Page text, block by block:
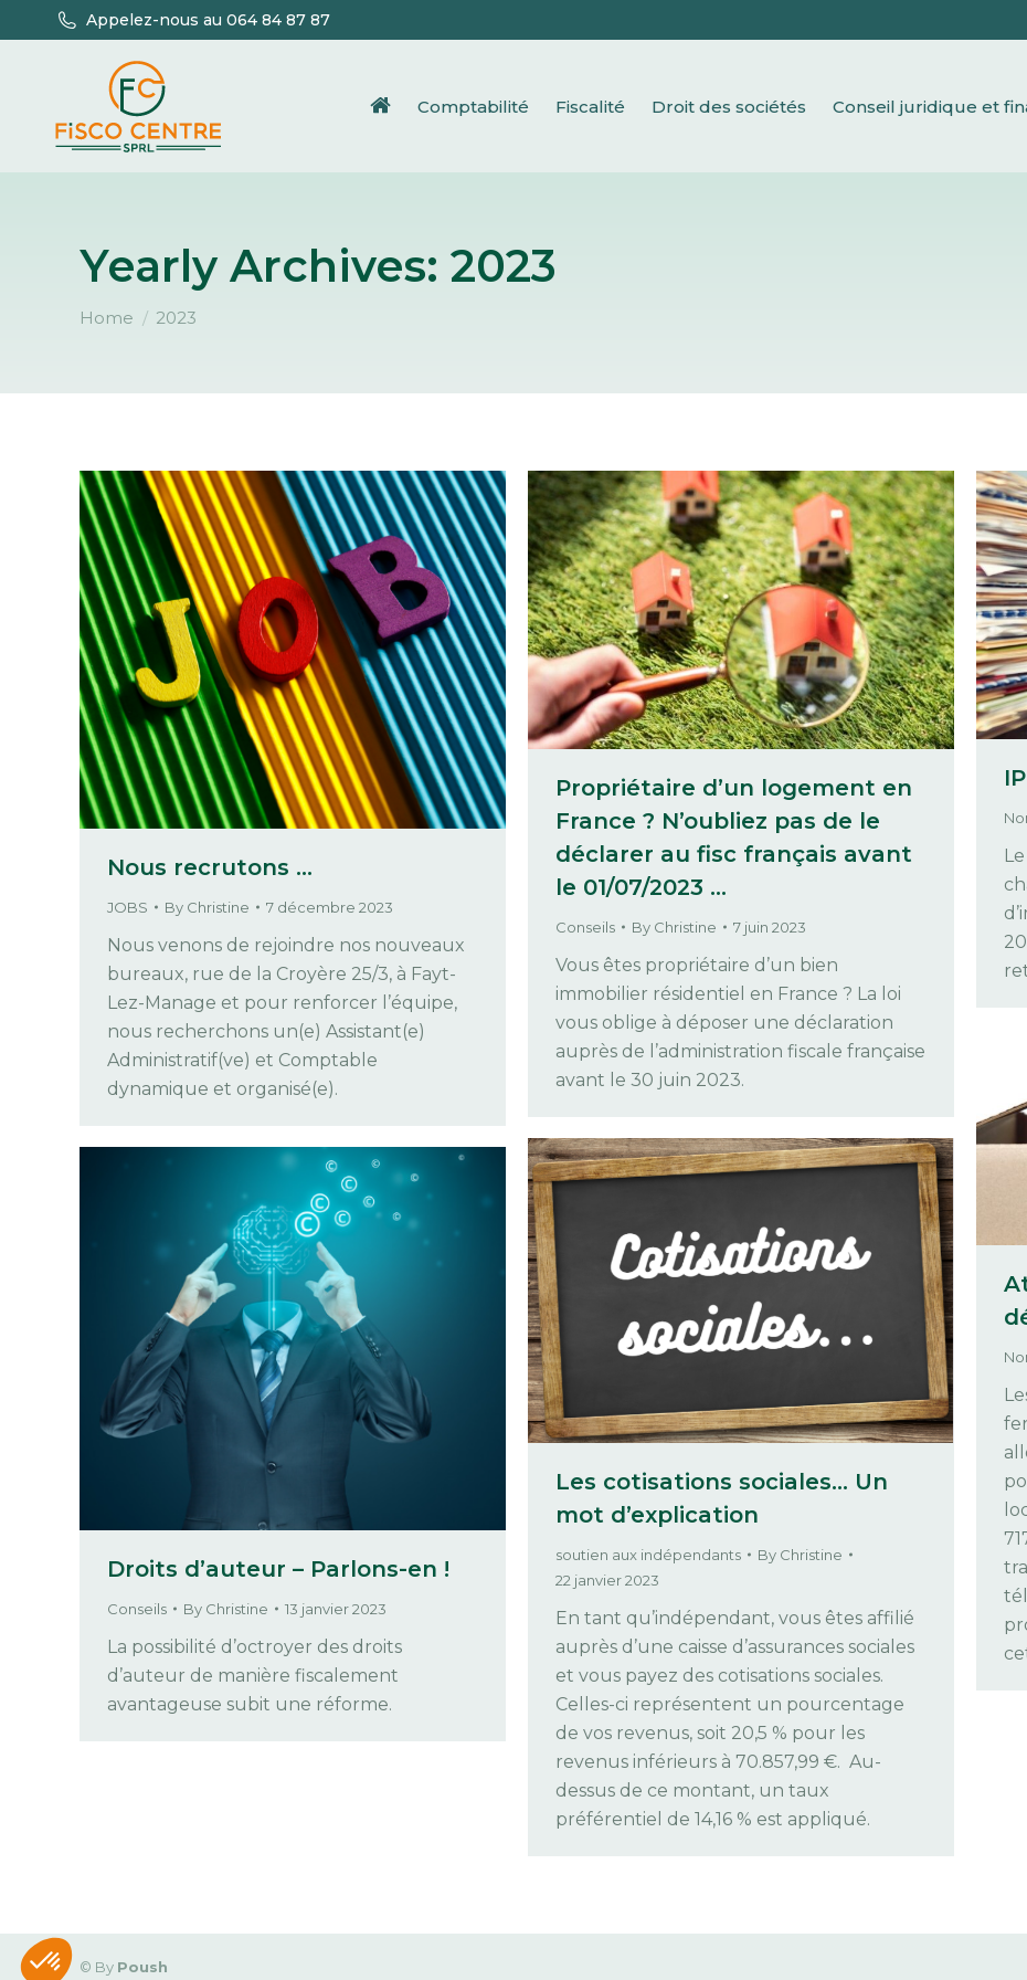
Appelez-nous au 064 84 87 87
Comptabilité Fiscalité Droit des sociétés Conseil juridique et
Yearly Archives: 2023
You are here:
Home 2023
Nous recrutons …
JOBS By Christine 7 décembre 2023
Nous venons de rejoindre nos nouveaux
bureaux, rue de la Croyère 25/3, à Fayt-
Lez-Manage et pour renforcer l’équipe,
nous recherchons un(e) Assistant(e)
Administratif(ve) et Comptable
dynamique et organisé(e).
Propriétaire d’un logement en
France ? N’oubliez pas de le
déclarer au fisc français avant
le 01/07/2023 …
Conseils By Christine 7 juin 2023
Vous êtes propriétaire d’un bien
immobilier résidentiel en France ? La loi
vous oblige à déposer une déclaration
auprès de l’administration fiscale française
avant le 30 juin 2023.
Les cotisations sociales… Un
mot d’explication
soutien aux indépendants By Christine
22 janvier 2023
En tant qu’indépendant, vous êtes affilié
auprès d’une caisse d’assurances sociales
et vous payez des cotisations sociales.
Celles-ci représentent un pourcentage
de vos revenus, soit 20,5 % pour les
revenus inférieurs à 70.857,99 €. Au-
dessus de ce montant, un taux
préférentiel de 14,16 % est appliqué.
Droits d’auteur – Parlons-en !
Conseils By Christine 13 janvier 2023
La possibilité d’octroyer des droits
d’auteur de manière fiscalement
avantageuse subit une réforme.
© By Poush
Notre plateforme vous permet d'adapter et de gérer vos paramètres de confidentialité, en garantissant la conformité avec les